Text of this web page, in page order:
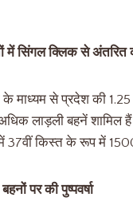
में सिंगल क्लिक से अंतरित
के माध्यम से प्रदेश की
लाड़ली बहनें शामिल
37वीं किस्त के रूप में
पर की पुष्पवर्षा